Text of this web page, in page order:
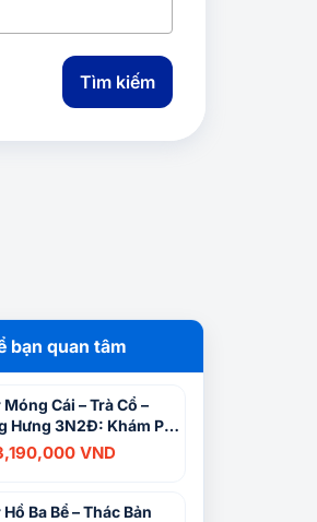
Tìm kiếm
bạn quan tâm
Cái – Trà Cổ –
Hưng 3N2Đ: Khám Phá
Cổ và Đông Hưng
Nhớ
VND
Ba Bể – Thác Bản